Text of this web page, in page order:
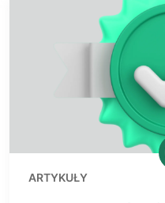
ARTYKUŁY